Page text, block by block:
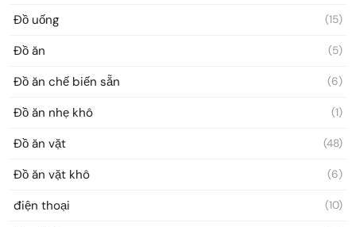
Đồ uống (15)
Đồ ăn (5)
Đồ ăn chế biến sẵn (6)
Đồ ăn nhẹ khô (1)
Đồ ăn vặt (48)
Đồ ăn vặt khô (6)
điện thoại (10)